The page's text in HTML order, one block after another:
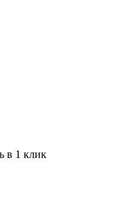
в 1 клик